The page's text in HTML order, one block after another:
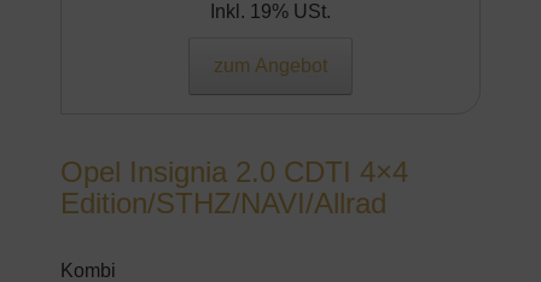
Inkl. 19% USt.
zum Angebot
Opel Insignia 2.0 CDTI 4×4
Edition/STHZ/NAVI/Allrad
Kombi